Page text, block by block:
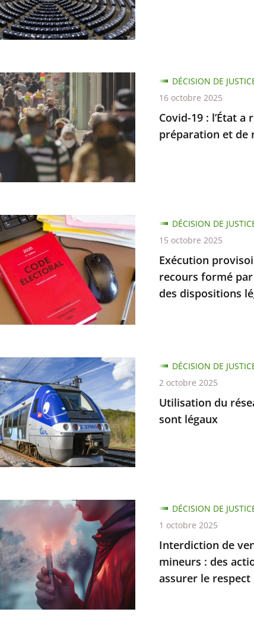
Covid-19 : l’État
préparation et de
DÉCISION DE
16 octobre 2025
Exécution
recours formé par
des dispositions
DÉCISION DE
15 octobre 2025
Utilisation du
sont légaux
DÉCISION DE
2 octobre 2025
Interdiction de
mineurs : des
assurer le respect
DÉCISION DE
1 octobre 2025